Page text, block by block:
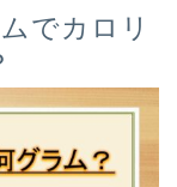
でカロリ